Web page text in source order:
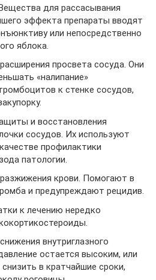
для рассасывания
эффекта препараты вводят
или непосредственно
яблока.
просвета сосуда. Они
«налипание»
к стенке сосудов,
и восстановления
сосудов. Их используют
профилактики
патологии.
крови. Помогают в
и предупреждают рецидив.
к лечению нередко
внутриглазного
остается высоким, или
в кратчайшие сроки,